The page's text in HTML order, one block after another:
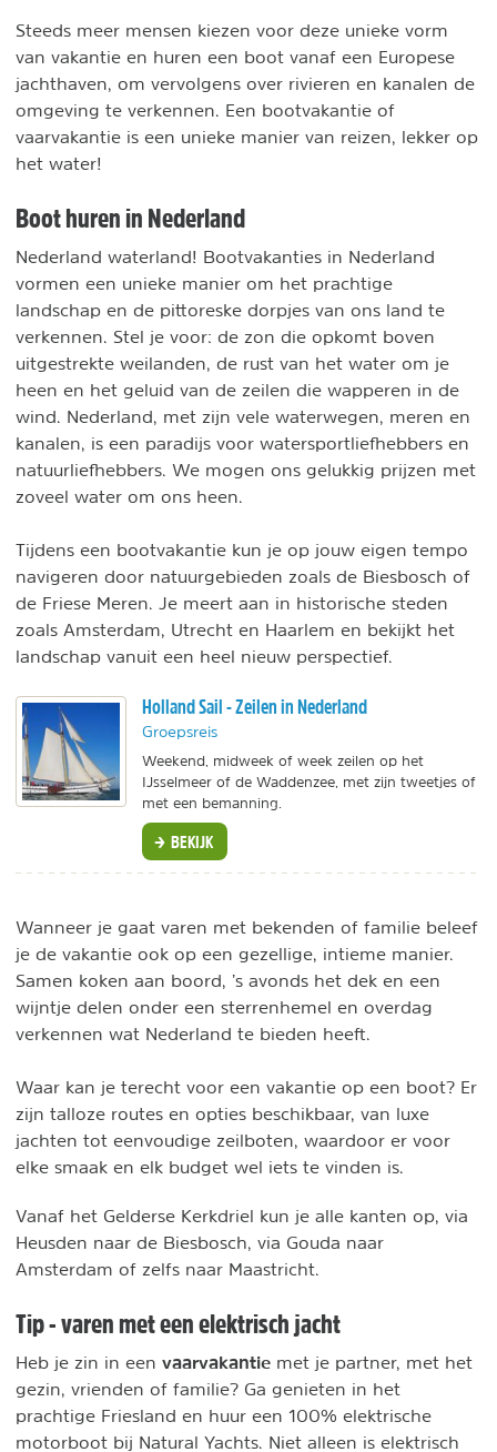
Steeds meer mensen kiezen voor deze unieke vorm
van vakantie en huren een boot vanaf een Europese
jachthaven, om vervolgens over rivieren en kanalen de
omgeving te verkennen. Een bootvakantie of
vaarvakantie is een unieke manier van reizen, lekker op
het water!
Boot huren in Nederland
Nederland waterland! Bootvakanties in Nederland
vormen een unieke manier om het prachtige
landschap en de pittoreske dorpjes van ons land te
verkennen. Stel je voor: de zon die opkomt boven
uitgestrekte weilanden, de rust van het water om je
heen en het geluid van de zeilen die wapperen in de
wind. Nederland, met zijn vele waterwegen, meren en
kanalen, is een paradijs voor watersportliefhebbers en
natuurliefhebbers. We mogen ons gelukkig prijzen met
zoveel water om ons heen.
Tijdens een bootvakantie kun je op jouw eigen tempo
navigeren door natuurgebieden zoals de Biesbosch of
de Friese Meren. Je meert aan in historische steden
zoals Amsterdam, Utrecht en Haarlem en bekijkt het
landschap vanuit een heel nieuw perspectief.
Holland Sail - Zeilen in Nederland
Groepsreis
Weekend, midweek of week zeilen op het
IJsselmeer of de Waddenzee, met zijn tweetjes of
met een bemanning.
BEKIJK
Wanneer je gaat varen met bekenden of familie beleef
je de vakantie ook op een gezellige, intieme manier.
Samen koken aan boord, ’s avonds het dek en een
wijntje delen onder een sterrenhemel en overdag
verkennen wat Nederland te bieden heeft.
Waar kan je terecht voor een vakantie op een boot? Er
zijn talloze routes en opties beschikbaar, van luxe
jachten tot eenvoudige zeilboten, waardoor er voor
elke smaak en elk budget wel iets te vinden is.
Vanaf het Gelderse Kerkdriel kun je alle kanten op, via
Heusden naar de Biesbosch, via Gouda naar
Amsterdam of zelfs naar Maastricht.
Tip - varen met een elektrisch jacht
Heb je zin in een vaarvakantie met je partner, met het
gezin, vrienden of familie? Ga genieten in het
prachtige Friesland en huur een 100% elektrische
motorboot bij Natural Yachts. Niet alleen is elektrisch